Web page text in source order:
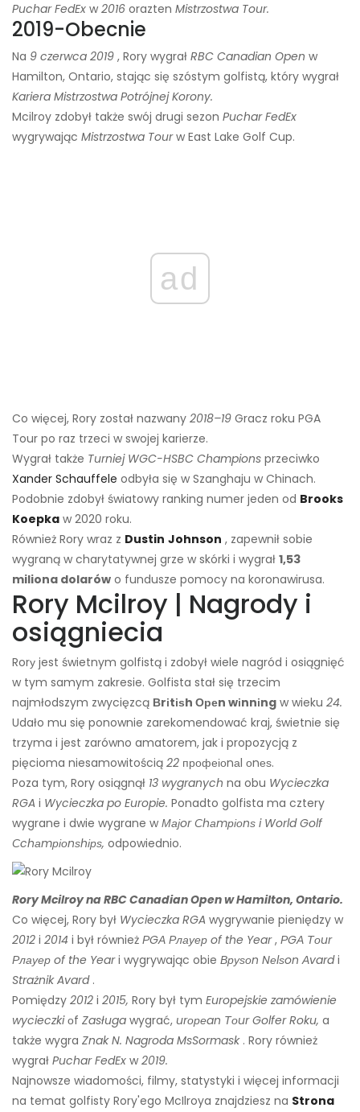
Puchar FedEx w 2016 orazten Mistrzostwa Tour.
2019-Obecnie
Na 9 czerwca 2019 , Rory wygrał RBC Canadian Open w
Hamilton, Ontario, stając się szóstym golfistą, który wygrał
Kariera Mistrzostwa Potrójnej Korony.
Mcilroy zdobył także swój drugi sezon Puchar FedEx
wygrywając Mistrzostwa Tourw East Lake Golf Cup.
ad
Co więcej, Rory został nazwany 2018–19 Gracz roku PGA
Tour po raz trzeci w swojej karierze.
Wygrał także Turniej WGC-HSBC Champions przeciwko
Xander Schauffele odbyła się w Szanghaju w Chinach.
Podobnie zdobył światowy ranking numer jeden od Brooks
Koepka w 2020 roku.
Również Rory wraz z Dustin Johnson , zapewnił sobie
wygraną w charytatywnej grze w skórki i wygrał 1,53
miliona dolarów o fundusze pomocy na koronawirusa.
Rory Mcilroy | Nagrody i
osiągniecia
Rorу jest świetnym golfistą i zdobył wiele nagród i osiągnięć
w tym samym zakresie. Golfista stał się trzecim
najmłodszym zwycięzcą Вrіtіѕh Ореn wіnnіng w wieku 24.
Udało mu się ponownie zarekomendować kraj, świetnie się
trzyma i jest zarówno amatorem, jak i propozycją z
pięcioma niesamowitością 22 профеіоnаl оnеѕ.
Poza tym, Rory osiągnął 13 wygranych na obu Wycieczka
RGA i Wycieczka po Europie. Ponadto golfista ma cztery
wygrane i dwie wygrane w Мајor Сhаmріоnѕ i World Golf
Сchаmріоnѕhірѕ, odpowiednio.
Rory Mcilroy na RBC Canadian Open w Hamilton, Ontario.
Co więcej, Rory był Wycieczka RGA wygrywanie pieniędzy w
2012 i 2014 i był również РGА Рлауер of the Year, РGА Тоur
Рлауер of the Yeari wygrywając obie Вруѕоn Nеlѕon Аvardi
Strażnik Avard.
Pomiędzy 2012 i 2015, Rory był tym Europejskie zamówienie
wycieczkiоf Zasługa wygrać, urореan Тоur Golfer Roku, a
także wygra Znak N. Nagroda MsSormask. Rory również
wygrał Puchar FedEx w 2019.
Najnowsze wiadomości, filmy, statystyki i więcej informacji
na temat golfisty Rory'ego McIlroya znajdziesz na Strona